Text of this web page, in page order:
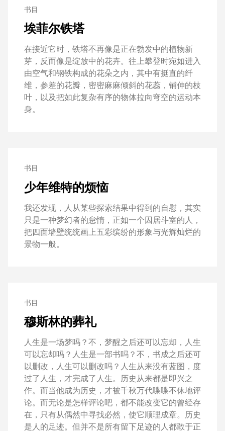
书目
埃菲尔铁塔
在接近它时，铁塔不再像是正在勃发中的植物新
芽，反而像是绽放中的花卉。往上攀登时宛如进入
由空气和钢铁构成的花朵之内，其中有挺直的纤
维，参差的花瓣，密密麻麻倾斜的花蕊，铺伸的枝
叶，以及把如此复杂有序的物体拉向穹空的运动本
身。
书目
少年维特的烦恼
我还发现，人从某些探索结果中得到的自慰，其实
只是一种梦幻者的怠惰，正如一个囚居斗室的人，
把四面墙壁统统画上五彩缤纷的形象与光辉灿烂的
景物一般。
书目
穆斯林的葬礼
人生是一场梦吗？不，梦醒之后还可以忘却，人生
可以忘却吗？人生是一部书吗？不，书成之后还可
以删改，人生可以删改吗？人生从来没有蓝图，度
过了人生，才完成了人生。历史从来都是即兴之
作。而当他成为历史，才被千秋万代喋喋不休地评
论。而无论是怎样评论吧，都不能改变它的曾经存
在，只有从偶然中寻找必然，使它顺理成章。历史
是人的足迹。但并不是所有留下足迹的人都敢于正